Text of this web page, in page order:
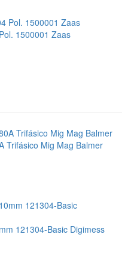
1500001 Zaas
Trifásico Mig Mag Balmer
121304-Basic Digimess